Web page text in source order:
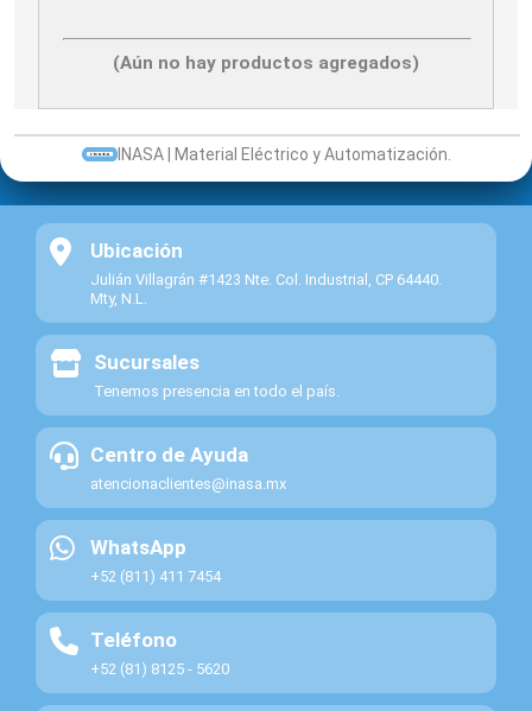
NH0080
102
FUSIBLE
#
#
(Aún no hay productos agregados)
INASA | Material Eléctrico y Automatización.
Ubicación
Julián Villagrán #1423 Nte. Col. Industrial, CP 64440.
Mty, N.L.
Sucursales
Tenemos presencia en todo el país.
Centro de Ayuda
atencionaclientes@inasa.mx
WhatsApp
+52 (811) 411 7454
Teléfono
+52 (81) 8125 - 5620